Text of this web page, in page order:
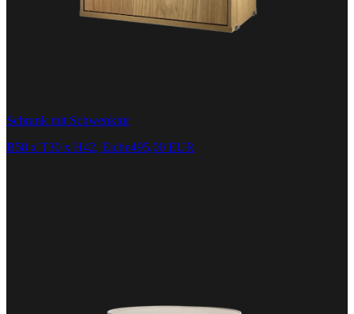
Schrank mit Schwenktür
B58 x T30 x H42, Eiche495,00 EUR